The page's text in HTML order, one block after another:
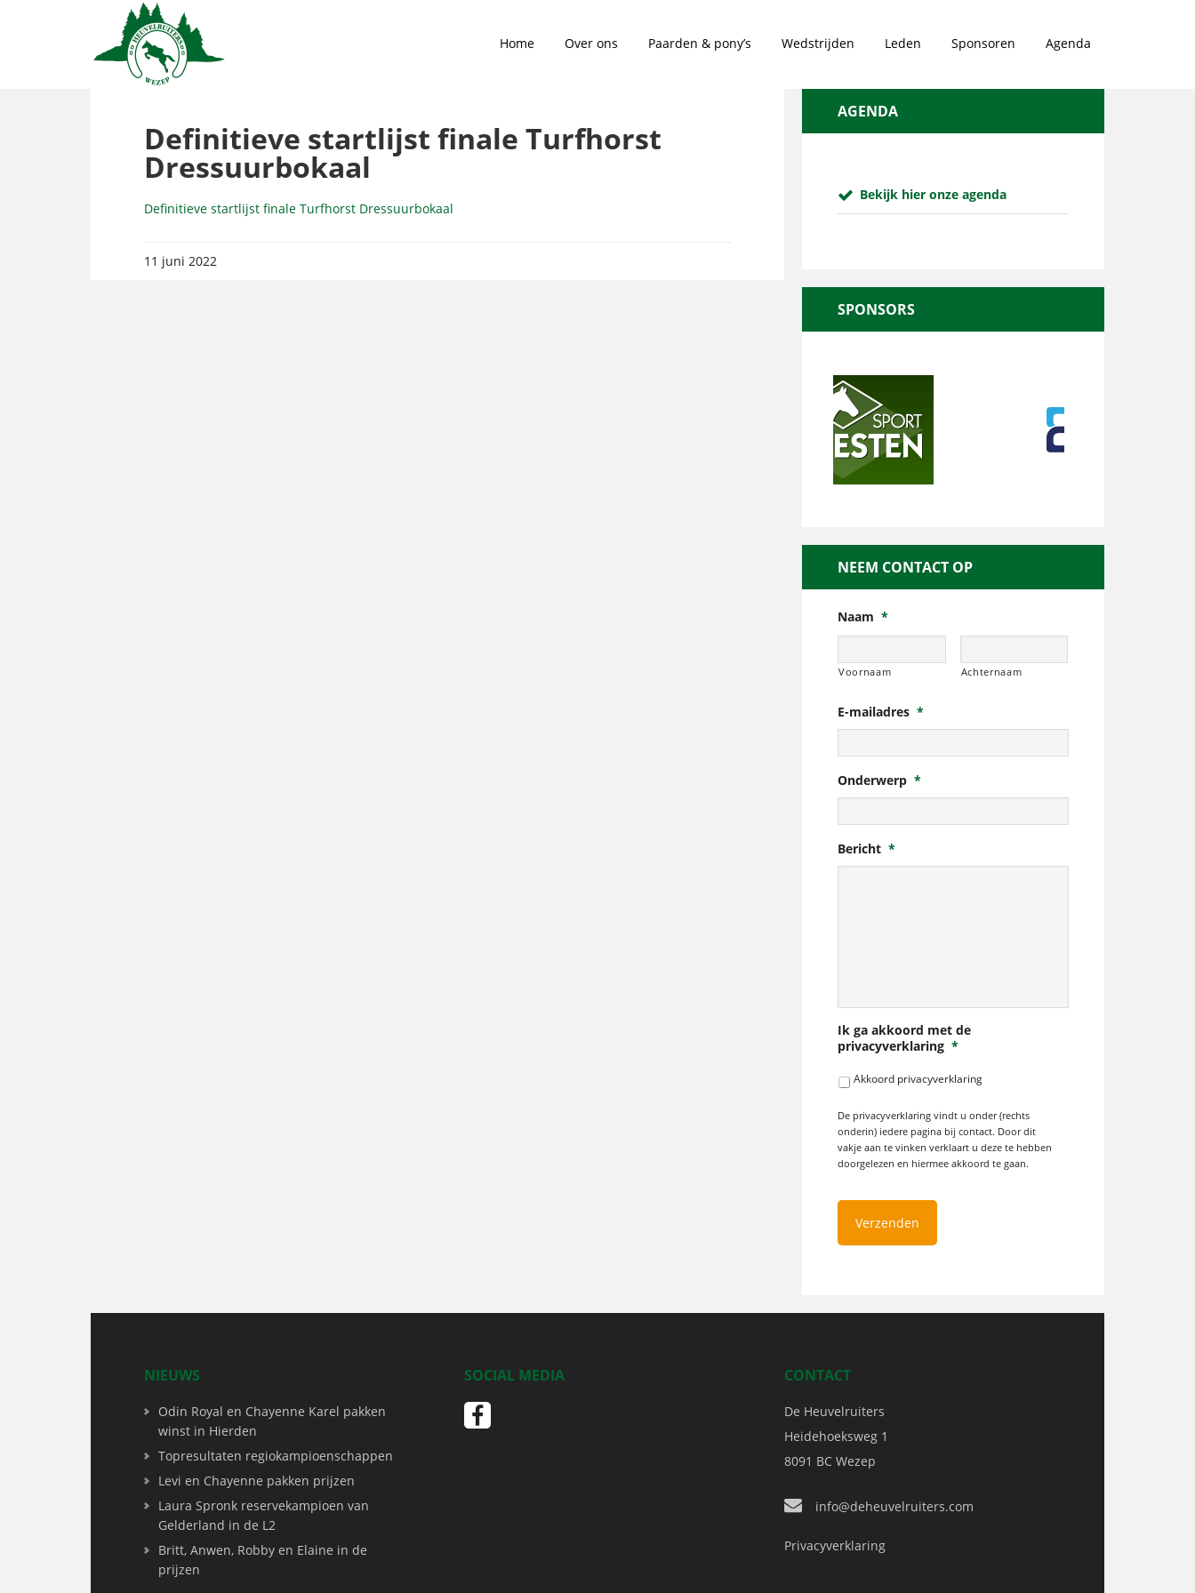
Home Over ons Paarden & pony’s Wedstrijden Leden Sponsoren Agenda
Definitieve startlijst finale Turfhorst
Dressuurbokaal
Definitieve startlijst finale Turfhorst Dressuurbokaal
11 juni 2022
AGENDA
Bekijk hier onze agenda
SPONSORS
NEEM CONTACT OP
Naam *
Voornaam Achternaam
E-mailadres *
Onderwerp *
Bericht *
Ik ga akkoord met de
privacyverklaring *
Akkoord privacyverklaring
De privacyverklaring vindt u onder (rechts
onderin) iedere pagina bij contact. Door dit
vakje aan te vinken verklaart u deze te hebben
doorgelezen en hiermee akkoord te gaan.
NIEUWS
Odin Royal en Chayenne Karel pakken
winst in Hierden
Topresultaten regiokampioenschappen
Levi en Chayenne pakken prijzen
Laura Spronk reservekampioen van
Gelderland in de L2
Britt, Anwen, Robby en Elaine in de
prijzen
SOCIAL MEDIA CONTACT
De Heuvelruiters
Heidehoeksweg 1
8091 BC Wezep
info@deheuvelruiters.com
Privacyverklaring